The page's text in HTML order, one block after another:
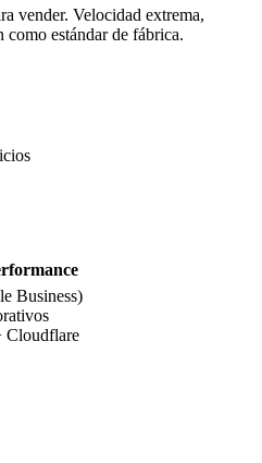
vender. Velocidad extrema,
como estándar de fábrica.
Business)
Cloudflare